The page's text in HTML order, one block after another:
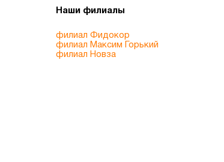
Наши филиалы
филиал Фидокор
филиал Максим Горький
филиал Новза